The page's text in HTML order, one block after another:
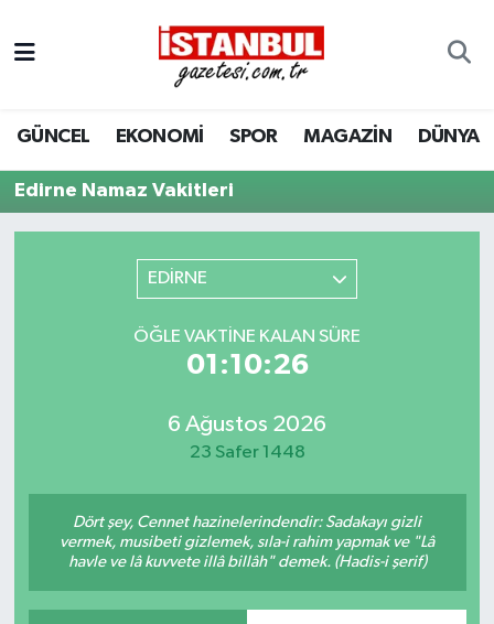
GÜNCEL EKONOMİ SPOR MAGAZİN DÜNYA
Edirne Namaz Vakitleri
EDİRNE
ÖĞLE VAKTINE KALAN SÜRE
01:10:26
6 Ağustos 2026
23 Safer 1448
Dört şey, Cennet hazinelerindendir: Sadakayı gizli
vermek, musibeti gizlemek, sıla-i rahim yapmak ve "Lâ
havle ve lâ kuvvete illâ billâh" demek. (Hadis-i şerif)
EKONOMİ
İSTANBUL
KÜLTÜR SANAT
BİLİM VE TEKNOLOJİ
OTOMOBİL
Nöbetçi Eczaneler
Hava Durumu
Trafik Durumu
Son Dakika Haberleri